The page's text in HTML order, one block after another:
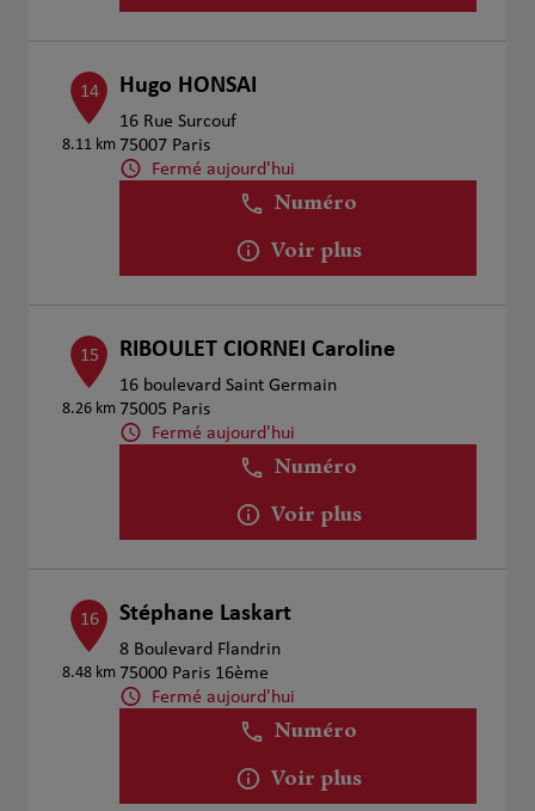
14
8.11 km
Hugo HONSAI
16 Rue Surcouf
75007 Paris
Fermé aujourd'hui
Numéro
Voir plus
15
8.26 km
RIBOULET CIORNEI Caroline
16 boulevard Saint Germain
75005 Paris
Fermé aujourd'hui
Numéro
Voir plus
16
8.48 km
Stéphane Laskart
8 Boulevard Flandrin
75000 Paris 16ème
Fermé aujourd'hui
Numéro
Voir plus